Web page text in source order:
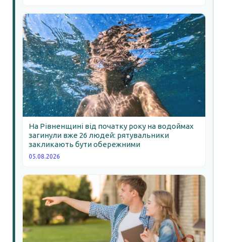
На Рівненщині від початку року на водоймах
загинули вже 26 людей: рятувальники
закликають бути обережними
05.08.2026